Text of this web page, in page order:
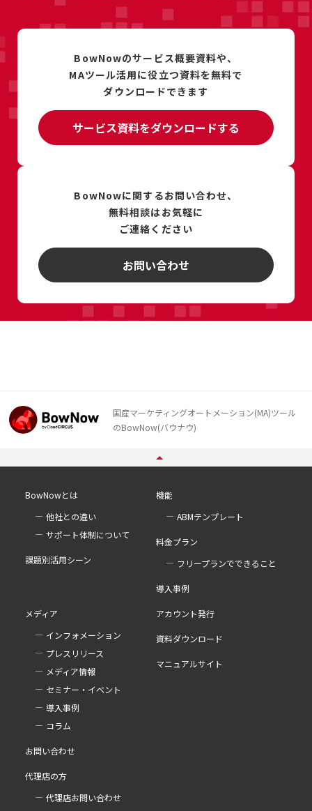
BowNowのサービス概要資料や、
MAツール活用に役立つ資料を無料で
ダウンロードできます
サービス資料をダウンロードする
BowNowに関するお問い合わせ、
無料相談はお気軽に
ご連絡ください
お問い合わせ
国産マーケティングオートメーション(MA)ツール
のBowNow(バウナウ)
BowNowとは
他社との違い
サポート体制について
課題別活用シーン
機能
ABMテンプレート
料金プラン
フリープランでできること
導入事例
メディア
インフォメーション
プレスリリース
メディア情報
セミナー・イベント
導入事例
コラム
アカウント発行
資料ダウンロード
マニュアルサイト
お問い合わせ
代理店の方
代理店お問い合わせ